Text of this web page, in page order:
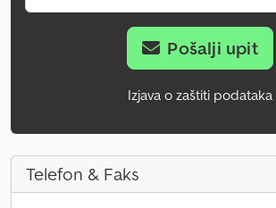
Pošalji upit
Izjava o zaštiti podataka
Telefon & Faks